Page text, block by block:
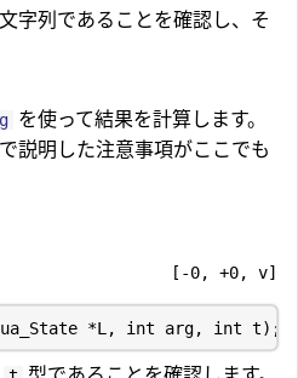
字列であることを確認し、そ
を使って結果を計算します。
で説明した注意事項がここでも
[-0, +0, v]